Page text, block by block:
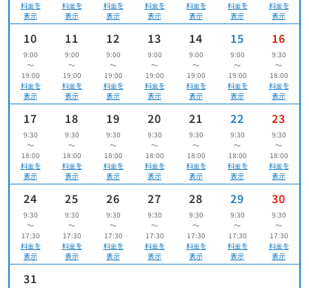
料金を
表示
料金を
表示
料金を
表示
料金を
表示
料金を
表示
料金を
表示
料金を
表示
10
9:00
〜
19:00
料金を
表示
11
9:00
〜
19:00
料金を
表示
12
9:00
〜
19:00
料金を
表示
13
9:00
〜
19:00
料金を
表示
14
9:00
〜
19:00
料金を
表示
15
9:00
〜
19:00
料金を
表示
16
9:30
〜
18:00
料金を
表示
17
9:30
〜
18:00
料金を
表示
18
9:30
〜
18:00
料金を
表示
19
9:30
〜
18:00
料金を
表示
20
9:30
〜
18:00
料金を
表示
21
9:30
〜
18:00
料金を
表示
22
9:30
〜
18:00
料金を
表示
23
9:30
〜
18:00
料金を
表示
24
9:30
〜
17:30
料金を
表示
25
9:30
〜
17:30
料金を
表示
26
9:30
〜
17:30
料金を
表示
27
9:30
〜
17:30
料金を
表示
28
9:30
〜
17:30
料金を
表示
29
9:30
〜
17:30
料金を
表示
30
9:30
〜
17:30
料金を
表示
31